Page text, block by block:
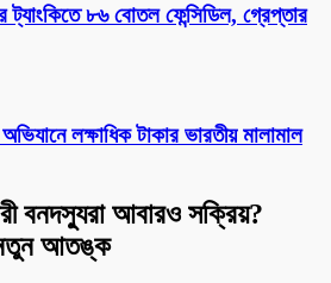
৮৬ বোতল ফেন্সিডিল, গ্রেপ্তার
অভিযানে লক্ষাধিক টাকার ভারতীয় মালামাল
বনদস্যুরা আবারও সক্রিয়?
নতুন আতঙ্ক